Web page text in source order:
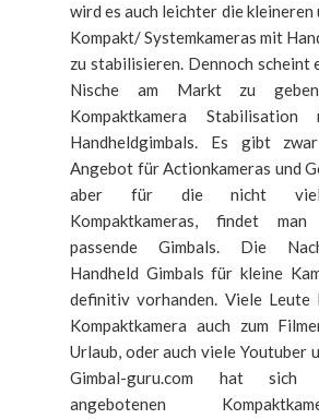
wird es auch leichter die kleineren
Kompakt/ Systemkameras mit
zu stabilisieren. Dennoch scheint
Nische am Markt zu
Kompaktkamera
Handheldgimbals. Es gibt
Angebot für Actionkameras und
aber für die nicht viel
Kompaktkameras, findet
passende Gimbals. Die
Handheld Gimbals für kleine
definitiv vorhanden. Viele Leute
Kompaktkamera auch zum
Urlaub, oder auch viele Youtuber
Gimbal-guru.com hat
angebotenen